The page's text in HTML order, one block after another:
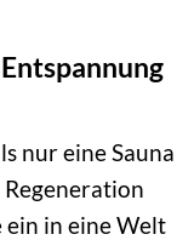
nur eine Sauna
ein in eine Welt